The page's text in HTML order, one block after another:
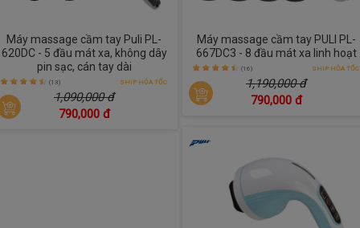
Máy massage cầm tay Puli PL-
620DC - 5 đầu mát xa, không dây
pin sạc, cán tay dài
(13) SHIP HỎA TỐC
1,090,000 đ
790,000 đ
Máy massage cầm tay PULI PL-
667DC3 - 8 đầu mát xa linh hoạt
(16) SHIP HỎA TỐC
1,190,000 đ
790,000 đ